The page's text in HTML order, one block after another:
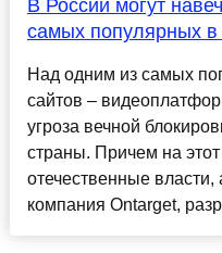
В России могут
самых популярных в
Над одним из самых
сайтов –
угроза вечной
страны. Причем на
отечественные власти,
компания Ontarget,